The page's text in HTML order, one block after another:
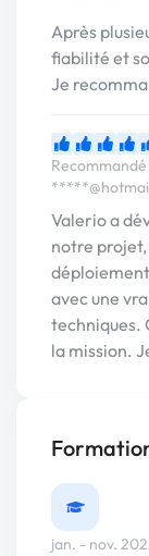
Après
fiabilité et
Je
Valerio a
notre
avec une
techniques.
la mission.
jan. - nov.